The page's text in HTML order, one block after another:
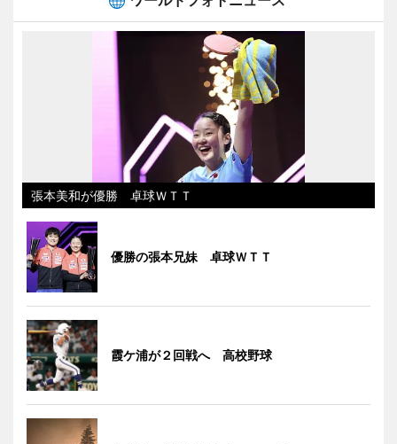
張本美和が優勝 卓球ＷＴＴ
優勝の張本兄妹 卓球ＷＴＴ
霞ケ浦が２回戦へ 高校野球